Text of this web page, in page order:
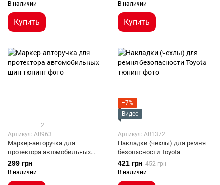
В наличии
Купить
В наличии
Купить
2
Артикул: AB963
Маркер-авторучка для
протектора автомобильных
шин
299 грн
В наличии
−7%
Видео
Артикул: AB1372
Накладки (чехлы) для ремня
безопасности Toyota
421 грн 452 грн
В наличии